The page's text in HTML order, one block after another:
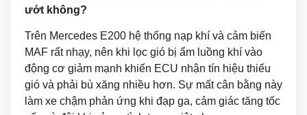
ướt không?
Trên Mercedes E200 hệ thống nạp khí và cảm biến
MAF rất nhạy, nên khi lọc gió bị ẩm luồng khí vào
động cơ giảm mạnh khiến ECU nhận tín hiệu thiếu
gió và phải bù xăng nhiều hơn. Sự mất cân bằng này
làm xe chậm phản ứng khi đạp ga, cảm giác tăng tốc